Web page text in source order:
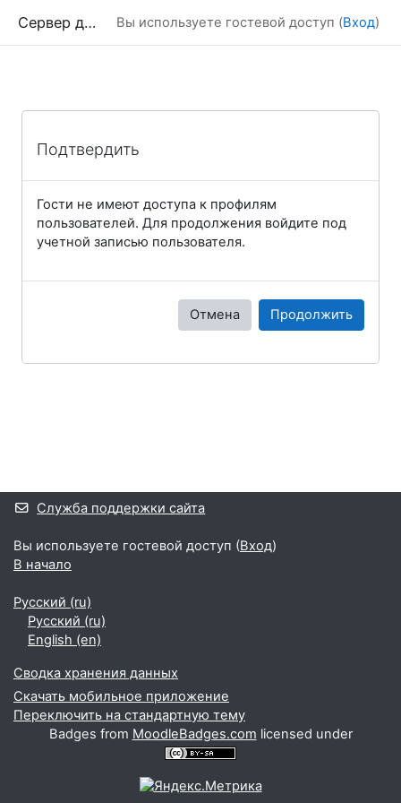
Сервер дистанционного обучения Химического факультета МГУ Вы используете гостевой доступ (Вход)
Подтвердить
Гости не имеют доступа к профилям
пользователей. Для продолжения войдите под
учетной записью пользователя.
Отмена Продолжить
Служба поддержки сайта
Вы используете гостевой доступ (Вход)
В начало
Русский ‎(ru)‎
Русский ‎(ru)‎
English ‎(en)‎
Сводка хранения данных
Скачать мобильное приложение
Переключить на стандартную тему
Badges from MoodleBadges.com licensed under